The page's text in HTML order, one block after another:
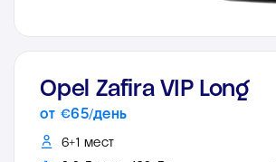
Opel Zafira VIP Long
от €65/день
6+1 мест